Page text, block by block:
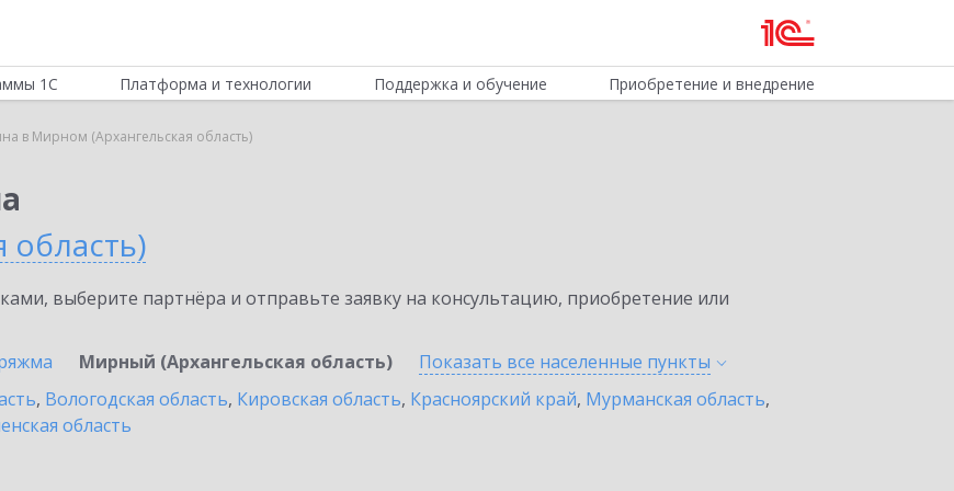
1С Платформа и технологии Поддержка и обучение Приобретение и внедрение
в Мирном (Архангельская область)
область)
выберите партнёра и отправьте заявку на консультацию, приобретение или
Мирный (Архангельская область) Показать все населенные пункты
, Вологодская область, Кировская область, Красноярский край, Мурманская область,
область